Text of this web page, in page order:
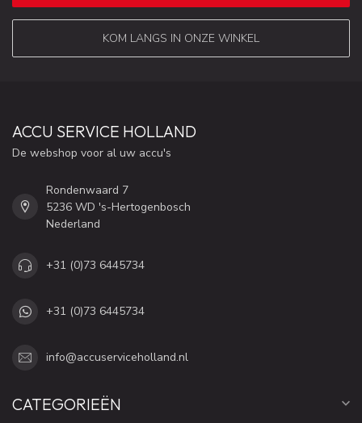
KOM LANGS IN ONZE WINKEL
ACCU SERVICE HOLLAND
De webshop voor al uw accu's
Rondenwaard 7
5236 WD 's-Hertogenbosch
Nederland
+31 (0)73 6445734
+31 (0)73 6445734
info@accuserviceholland.nl
CATEGORIEËN